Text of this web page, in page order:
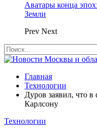
Аватары конца
Земли
Prev Next
Главная
Технологии
Дуров заявил, что
Карлсону
Технологии